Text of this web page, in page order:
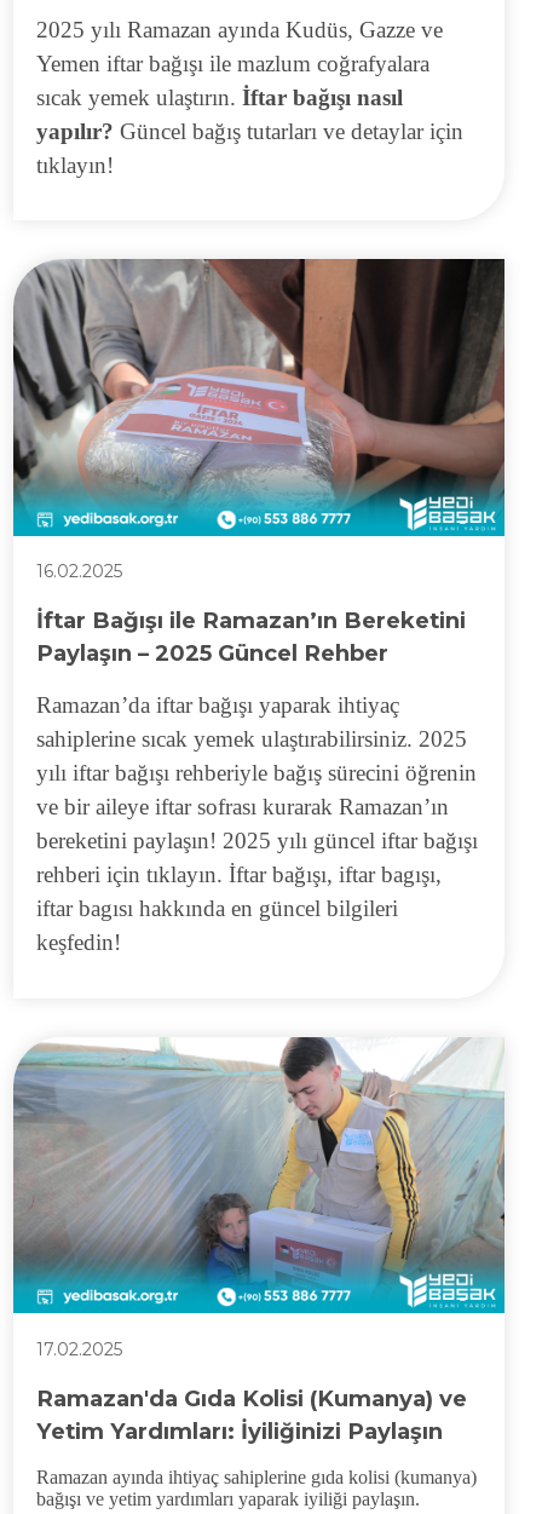
2025 yılı Ramazan ayında Kudüs, Gazze ve
Yemen iftar bağışı ile mazlum coğrafyalara
sıcak yemek ulaştırın.İftar bağışı nasıl
yapılır? Güncel bağış tutarları ve detaylar için
tıklayın!
16.02.2025
İftar Bağışı ile Ramazan’ın Bereketini
Paylaşın – 2025 Güncel Rehber
Ramazan’da iftar bağışı yaparak ihtiyaç
sahiplerine sıcak yemek ulaştırabilirsiniz. 2025
yılı iftar bağışı rehberiyle bağış sürecini öğrenin
ve bir aileye iftar sofrası kurarak Ramazan’ın
bereketini paylaşın! 2025 yılı güncel iftar bağışı
rehberi için tıklayın. İftar bağışı, iftar bagışı,
iftar bagısı hakkında en güncel bilgileri
keşfedin!
17.02.2025
Ramazan'da Gıda Kolisi (Kumanya) ve
Yetim Yardımları: İyiliğinizi Paylaşın
Ramazan ayında ihtiyaç sahiplerine gıda kolisi (kumanya)
bağışı ve yetim yardımları yaparak iyiliği paylaşın.